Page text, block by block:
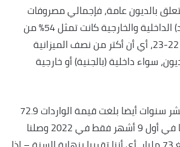
بالديون عامة، فإجمالي مصروفات
الديون (أقساط وفوائد) الداخلية والخارجية كانت تمثل 54% من
موازنة السنة الحالية 22-23، أي أن أكتر من نصف الميزانية
سواء داخلية (بالجنية) أو خارجية
خلال عشر سنوات أيضا بلغت قيمة الواردات 72.9
مليار في 2012، بينما في أول 9 أشهر فقط في 2022 وصلنا